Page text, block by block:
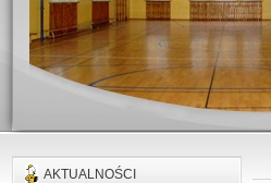
AKTUALNOŚCI